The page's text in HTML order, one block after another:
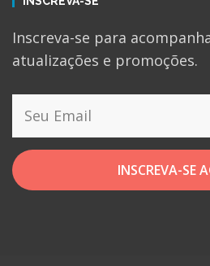
Inscreva-se para
atualizações e promoções.
INSCREVA-SE